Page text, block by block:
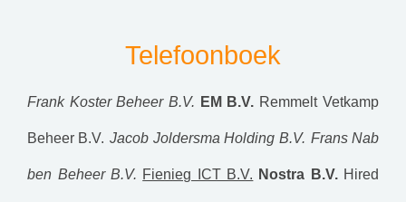
Telefoonboek
Frank Koster Beheer B.V. EM B.V. Remmelt Vetkamp
Beheer B.V. Jacob Joldersma Holding B.V. Frans Nab
ben Beheer B.V. Fienieg ICT B.V. Nostra B.V. Hired